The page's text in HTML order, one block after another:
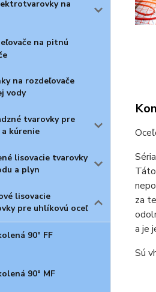
na
na pitnú
na rozdeľovače
vody
tvarovky pre
kúrenie
lisovacie tvarovky
a plyn
lisovacie
pre uhlíkovú oceľ
90° FF
90° MF
za
a je
Sú